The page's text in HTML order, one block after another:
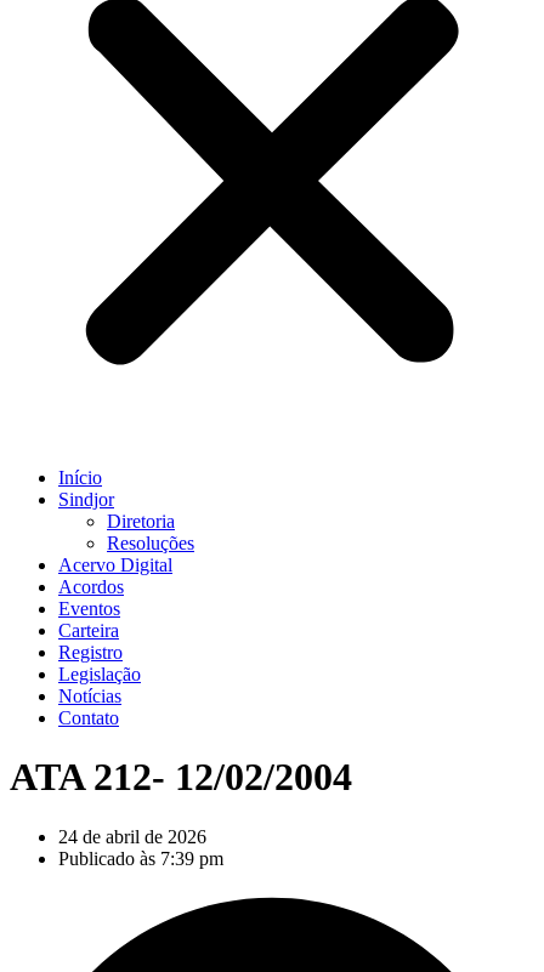
Início
Sindjor
Diretoria
Resoluções
Acervo Digital
Acordos
Eventos
Carteira
Registro
Legislação
Notícias
Contato
ATA 212- 12/02/2004
24 de abril de 2026
Publicado às 7:39 pm